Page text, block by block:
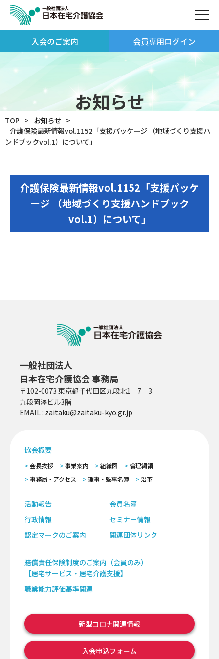
入会のご案内 会員専用ログイン
お知らせ
TOP
お知らせ
介護保険最新情報vol.1152「支援パッケージ （地域づくり支援ハ
ンドブックvol.1）について」
介護保険最新情報vol.1152「支援パッケ
ージ （地域づくり支援ハンドブック
vol.1）について」
一般社団法人
日本在宅介護協会 事務局
〒102-0073 東京都千代田区九段北1－7－3
九段岡澤ビル3階
EMAIL : zaitaku@zaitaku-kyo.gr.jp
協会概要
会長挨拶 事業案内 組織図
倫理網領
事務局・アクセス
理事・監事名簿 沿革
活動報告
会員名簿
行政情報
セミナー情報
認定マークのご案内
関連団体リンク
賠償責任保険制度のご案内（会員のみ）
【居宅サービス・居宅介護支援】
職業能力評価基準関連
新型コロナ関連情報
入会申込フォーム